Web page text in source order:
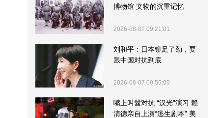
博物馆 文物的沉重记忆
2026-08-07 09:21:01
刘和平：日本铆足了劲，要
跟中国对抗到底
2026-08-07 09:55:09
嘴上叫嚣对抗 “汉光”演习 赖
清德亲自上演“逃生剧本” 美